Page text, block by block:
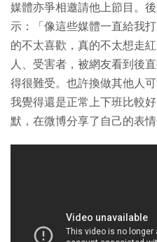
媒體亦爭相邀請他上節目。
示：「像這些媒體一直給我
的不太喜歡，真的不太想走
人、受害者，被網友看到後
得很難受。也許換做其他人
我覺得還是正常上下班比較
默，在微博分享了自己的表情